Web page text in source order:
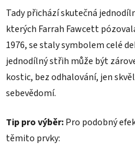
Tady přichází skutečná
kterých Farrah Fawcett
1976, se staly symbolem celé
jednodílný střih může být
kostic, bez odhalování, jen
sebevědomí.
Tip pro výběr:Pro podobný
těmito prvky: